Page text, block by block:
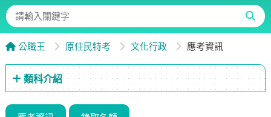
公職王 原住民特考 文化行政 應考資訊
類科介紹